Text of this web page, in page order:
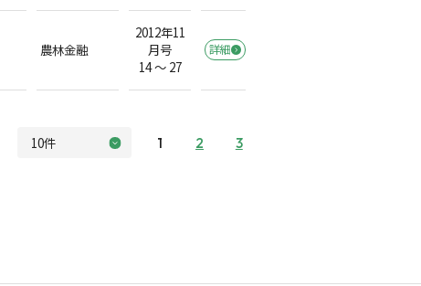
農林金融
2012年11
月号
14 ～ 27
詳細
1 2 3